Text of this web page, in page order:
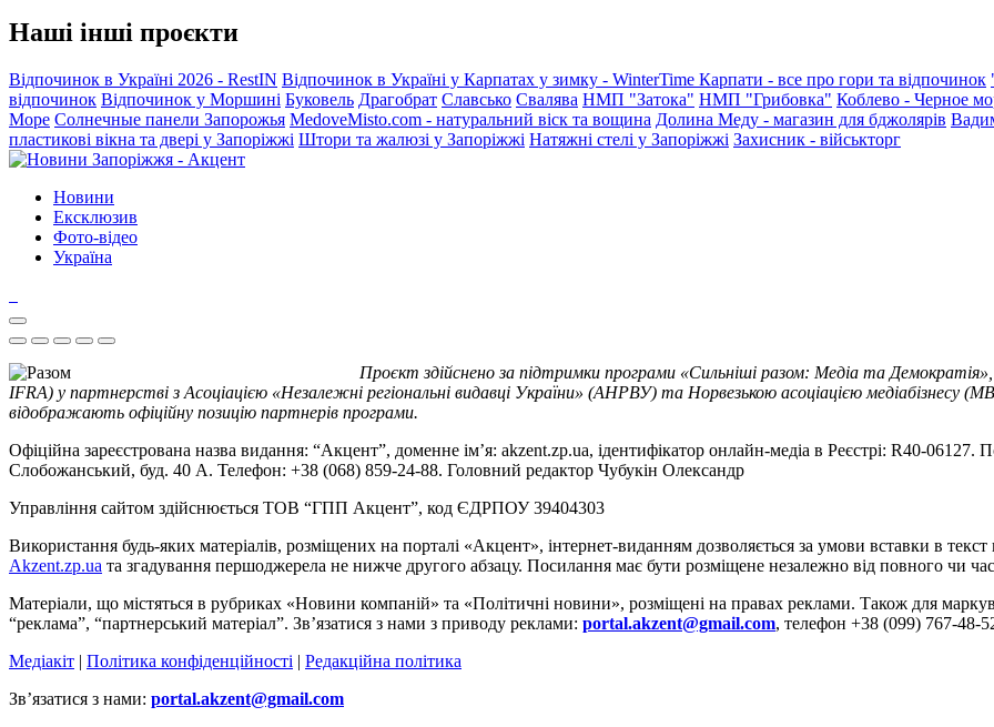
Наші інші проєкти
Відпочинок в Україні 2026 - RestIN Відпочинок в Україні у Карпатах у зимку - WinterTime Карпати - все про гори та відпочинок
відпочинок Відпочинок у Моршині Буковель Драгобрат Славсько Свалява НМП "Затока" НМП "Грибовка" Коблево - Черное
Море Солнечные панели Запорожья MedoveMisto.com - натуральний віск та вощина Долина Меду - магазин для бджолярів
пластикові вікна та двері у Запоріжжі Штори та жалюзі у Запоріжжі Натяжні стелі у Запоріжжі Захисник - військторг
Новини
Ексклюзив
Фото-відео
Україна
Проєкт здійснено за підтримки програми «Сильніші разом: Медіа та
IFRA) у партнерстві з Асоціацією «Незалежні регіональні видавці України» (АНРВУ) та Норвезькою асоціацією медіабізнесу
відображають офіційну позицію партнерів програми.
Офіційна зареєстрована назва видання: “Акцент”, доменне ім’я: akzent.zp.ua, ідентифікатор онлайн-медіа в Реєстрі: R40-
Слобожанський, буд. 40 А. Телефон: +38 (068) 859-24-88. Головний редактор Чубукін Олександр
Управління сайтом здійснюється ТОВ “ГПП Акцент”, код ЄДРПОУ 39404303
Використання будь-яких матеріалів, розміщених на порталі «Акцент», інтернет-виданням дозволяється за умови вставки в
Akzent.zp.ua та згадування першоджерела не нижче другого абзацу. Посилання має бути розміщене незалежно від повного чи
Матеріали, що містяться в рубриках «Новини компаній» та «Політичні новини», розміщені на правах реклами. Також для
“реклама”, “партнерський матеріал”. Зв’язатися з нами з приводу реклами: portal.akzent@gmail.com, телефон +38 (099) 767-48-
Медіакіт | Політика конфіденційності | Редакційна політика
Зв’язатися з нами: portal.akzent@gmail.com